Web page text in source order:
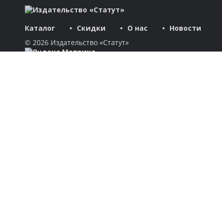
Каталог Скидки О нас
Новости
© 2026 Издательство «Статут»